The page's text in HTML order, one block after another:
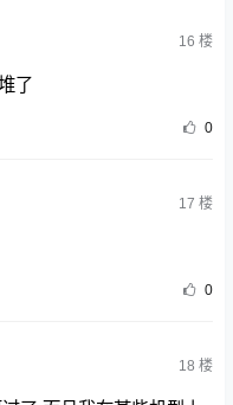
16 楼
了
0
17 楼
0
18 楼